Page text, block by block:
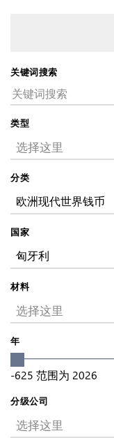
关键词搜索
类型
选择这里
分类
欧洲现代世界钱币
国家
匈牙利
材料
选择这里
年
-625 范围为 2026
分级公司
选择这里